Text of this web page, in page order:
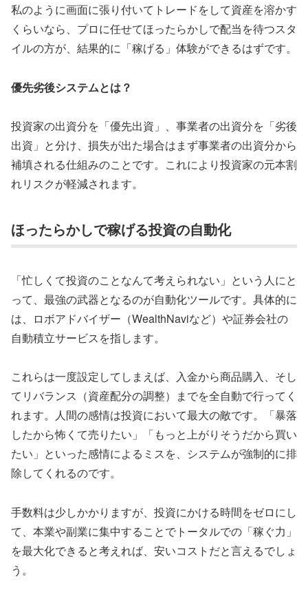
私のように画面に張り付いてトレードをして資産を溶かす
くらいなら、プロに任せてほったらかしで配当を待つスタ
イルの方が、結果的に「稼げる」体験ができるはずです。
優先劣後システムとは？
投資家の出資分を「優先出資」、事業者の出資分を「劣後
出資」と分け、損失が出た場合はまず事業者の出資分から
補填される仕組みのことです。これにより投資家の元本割
れリスクが軽減されます。
ほったらかしで稼げる投資の自動化
「忙しくて投資のことなんて考えられない」という人にと
って、最強の武器となるのが自動化ツールです。具体的に
は、ロボアドバイザー（WealthNaviなど）や証券会社の
自動積立サービスを指します。
これらは一度設定してしまえば、入金から商品購入、そし
てリバランス（資産配分の調整）までを全自動で行ってく
れます。人間の感情は投資において最大の敵です。「暴落
したから怖くて売りたい」「もっと上がりそうだから買い
たい」といった感情によるミスを、システムが強制的に排
除してくれるのです。
手数料は少しかかりますが、投資にかける時間をゼロにし
て、本業や副業に集中することでトータルでの「稼ぐ力」
を最大化できると考えれば、安いコストだと言えるでしょ
う。